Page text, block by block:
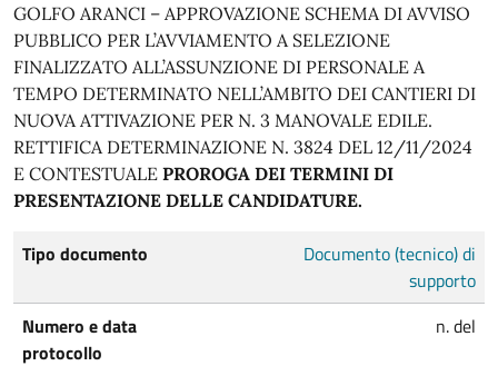
GOLFO ARANCI – APPROVAZIONE SCHEMA DI AVVISO
PUBBLICO PER L’AVVIAMENTO A SELEZIONE
FINALIZZATO ALL’ASSUNZIONE DI PERSONALE A
TEMPO DETERMINATO NELL’AMBITO DEI CANTIERI DI
NUOVA ATTIVAZIONE PER N. 3 MANOVALE EDILE.
RETTIFICA DETERMINAZIONE N. 3824 DEL 12/11/2024
E CONTESTUALE PROROGA DEI TERMINI DI
PRESENTAZIONE DELLE CANDIDATURE.
Tipo documento
Documento (tecnico) di
supporto
Numero e data
protocollo
n. del